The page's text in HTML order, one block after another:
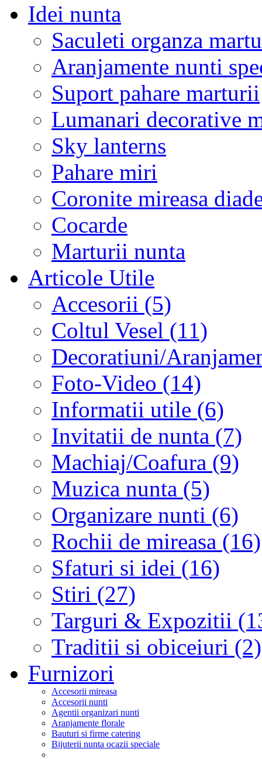
Idei nunta
Saculeti organza
Aranjamente nunti
Suport pahare marturii
Lumanari decorative
Sky lanterns
Pahare miri
Coronite mireasa
Cocarde
Marturii nunta
Articole Utile
Accesorii (5)
Coltul Vesel (11)
Decoratiuni/
Foto-Video (14)
Informatii utile (6)
Invitatii de nunta (7)
Machiaj/Coafura (9)
Muzica nunta (5)
Organizare nunti (6)
Rochii de mireasa (16)
Sfaturi si idei (16)
Stiri (27)
Targuri & Expozitii
Traditii si obiceiuri (2)
Furnizori
Accesorii mireasa
Accesorii nunti
Agentii organizari nunti
Aranjamente florale
Bauturi si firme catering
Bijuterii nunta ocazii speciale